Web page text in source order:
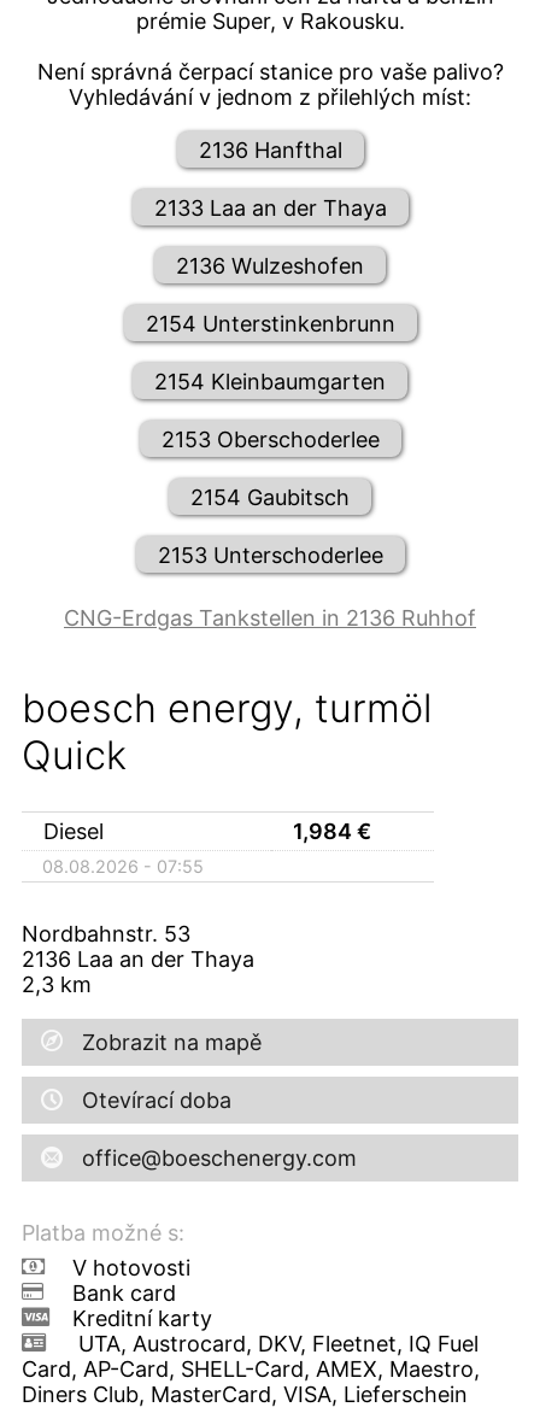
prémie Super, v Rakousku.
Není správná čerpací stanice pro vaše palivo?
Vyhledávání v jednom z přilehlých míst:
2136 Hanfthal
2133 Laa an der Thaya
2136 Wulzeshofen
2154 Unterstinkenbrunn
2154 Kleinbaumgarten
2153 Oberschoderlee
2154 Gaubitsch
2153 Unterschoderlee
CNG-Erdgas Tankstellen in 2136 Ruhhof
boesch energy, turmöl
Quick
Diesel 1,984€
08.08.2026 - 07:55
Nordbahnstr. 53
2136 Laa an der Thaya
2,3 km
Zobrazit na mapě
Otevírací doba
office@boeschenergy.com
Platba možné s:
V hotovosti
Bank card
Kreditní karty
UTA, Austrocard, DKV, Fleetnet, IQ Fuel
Card, AP-Card, SHELL-Card, AMEX, Maestro,
Diners Club, MasterCard, VISA, Lieferschein